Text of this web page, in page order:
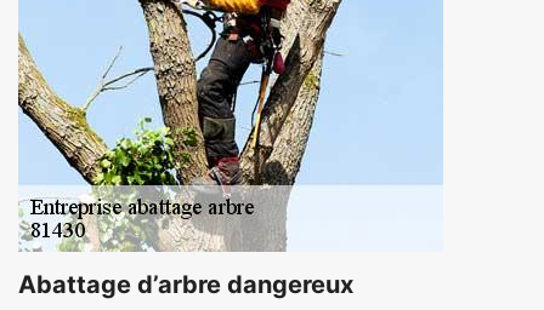
Abattage d’arbre dangereux